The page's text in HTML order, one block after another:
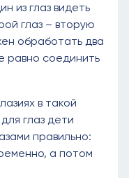
из глаз видеть
глаз – вторую
обработать два
равно соединить
в такой
глаз дети
правильно:
а потом